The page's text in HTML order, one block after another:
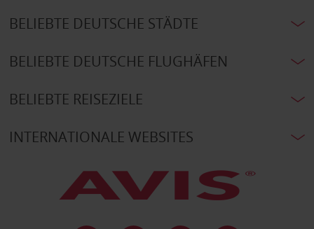
BELIEBTE DEUTSCHE STÄDTE
BELIEBTE DEUTSCHE FLUGHÄFEN
BELIEBTE REISEZIELE
INTERNATIONALE WEBSITES